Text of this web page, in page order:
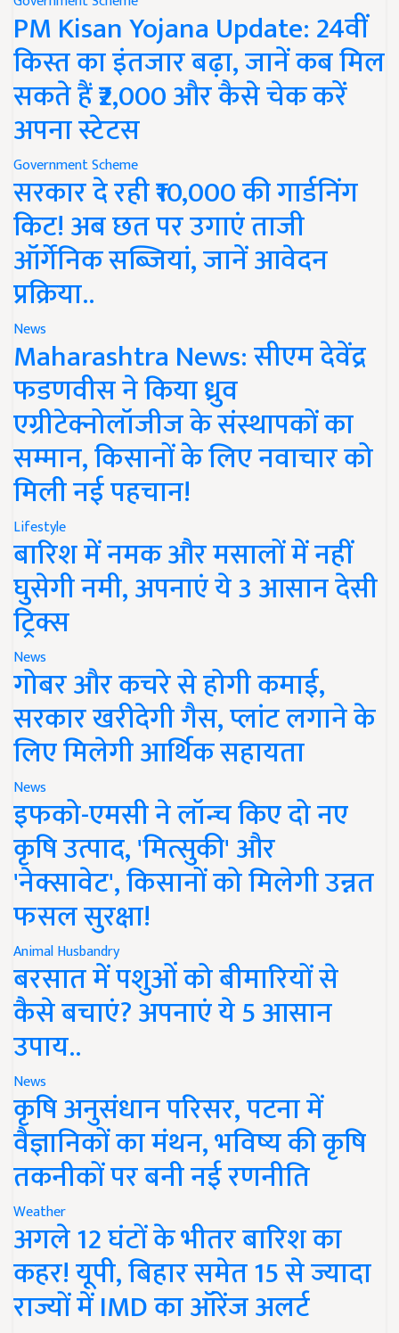
PM Kisan Yojana Update: 24वीं
किस्त का इंतजार बढ़ा, जानें कब मिल
सकते हैं ₹2,000 और कैसे चेक करें
अपना स्टेटस
Government Scheme
सरकार दे रही ₹10,000 की गार्डनिंग
किट! अब छत पर उगाएं ताजी
ऑर्गेनिक सब्जियां, जानें आवेदन
प्रक्रिया..
News
Maharashtra News: सीएम देवेंद्र
फडणवीस ने किया ध्रुव
एग्रीटेक्नोलॉजीज के संस्थापकों का
सम्मान, किसानों के लिए नवाचार को
मिली नई पहचान!
Lifestyle
बारिश में नमक और मसालों में नहीं
घुसेगी नमी, अपनाएं ये 3 आसान देसी
ट्रिक्स
News
गोबर और कचरे से होगी कमाई,
सरकार खरीदेगी गैस, प्लांट लगाने के
लिए मिलेगी आर्थिक सहायता
News
इफको-एमसी ने लॉन्च किए दो नए
कृषि उत्पाद, 'मित्सुकी' और
'नेक्सावेट', किसानों को मिलेगी उन्नत
फसल सुरक्षा!
Animal Husbandry
बरसात में पशुओं को बीमारियों से
कैसे बचाएं? अपनाएं ये 5 आसान
उपाय..
News
कृषि अनुसंधान परिसर, पटना में
वैज्ञानिकों का मंथन, भविष्य की कृषि
तकनीकों पर बनी नई रणनीति
Weather
अगले 12 घंटों के भीतर बारिश का
कहर! यूपी, बिहार समेत 15 से ज्यादा
राज्यों में IMD का ऑरेंज अलर्ट